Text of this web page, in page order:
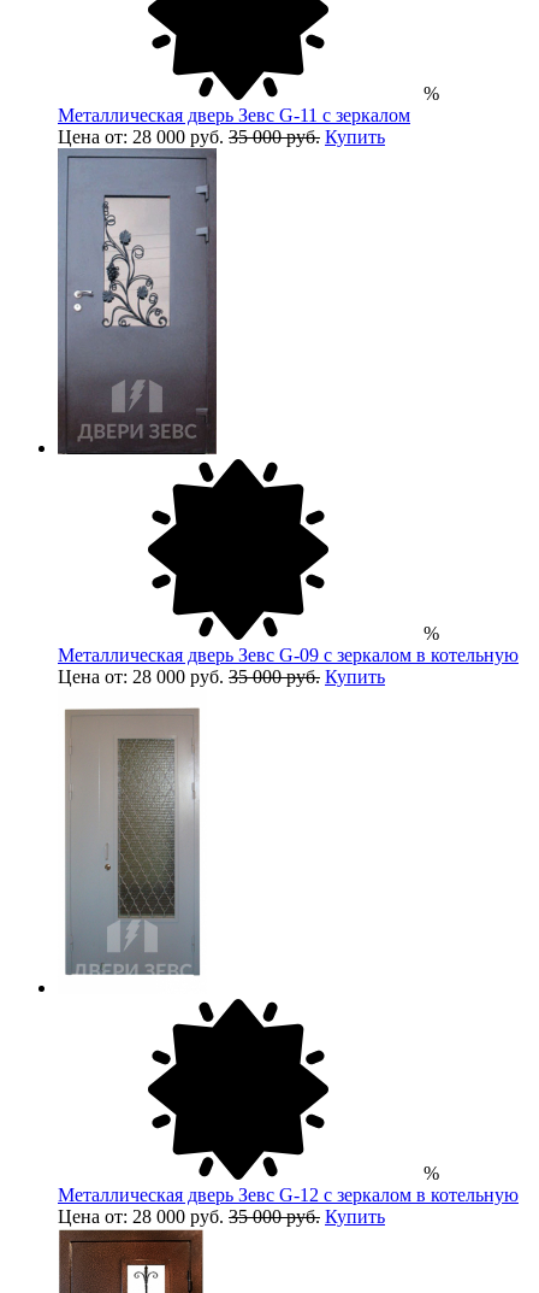
%
Металлическая дверь Зевс G-11 с зеркалом
Цена от: 28 000 руб. 35 000 руб. Купить
%
Металлическая дверь Зевс G-09 с зеркалом в котельную
Цена от: 28 000 руб. 35 000 руб. Купить
%
Металлическая дверь Зевс G-12 с зеркалом в котельную
Цена от: 28 000 руб. 35 000 руб. Купить